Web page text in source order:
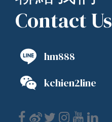
Contact Us
hm888
kchien2line